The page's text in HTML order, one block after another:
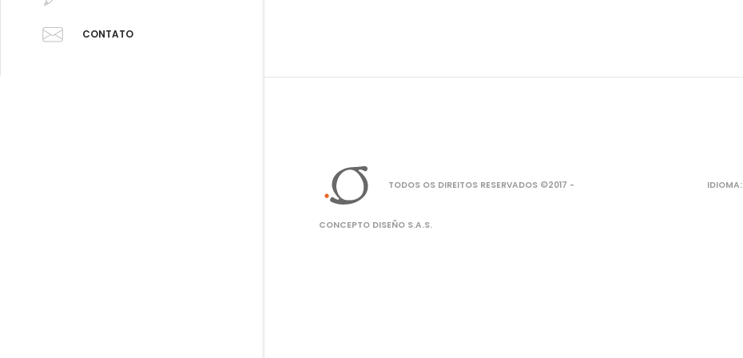
CONTATO
TODOS OS DIREITOS RESERVADOS ©2017 -
CONCEPTO DISEÑO S.A.S.
IDIOMA: